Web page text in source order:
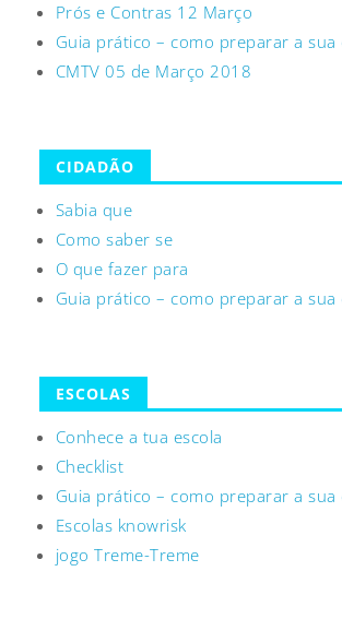
Prós e Contras 12 Março
Guia prático – como preparar a sua
CMTV 05 de Março 2018
CIDADÃO
Sabia que
Como saber se
O que fazer para
Guia prático – como preparar a sua
ESCOLAS
Conhece a tua escola
Checklist
Guia prático – como preparar a sua
Escolas knowrisk
jogo Treme-Treme